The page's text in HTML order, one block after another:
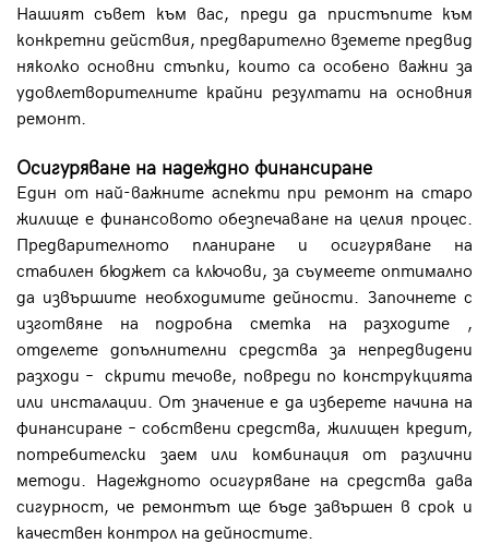
Нашият съвет към вас, преди да пристъпите към
конкретни действия, предварително вземете предвид
няколко основни стъпки, които са особено важни за
удовлетворителните крайни резултати на основния
ремонт.
Осигуряване на надеждно финансиране
Един от най-важните аспекти при ремонт на старо
жилище е финансовото обезпечаване на целия процес.
Предварителното планиране и осигуряване на
стабилен бюджет са ключови, за съумеете оптимално
да извършите необходимите дейности. Започнете с
изготвяне на подробна сметка на разходите ,
отделете допълнителни средства за непредвидени
разходи – скрити течове, повреди по конструкцията
или инсталации. От значение е да изберете начина на
финансиране – собствени средства, жилищен кредит,
потребителски заем или комбинация от различни
методи. Надеждното осигуряване на средства дава
сигурност, че ремонтът ще бъде завършен в срок и
качествен контрол на дейностите.